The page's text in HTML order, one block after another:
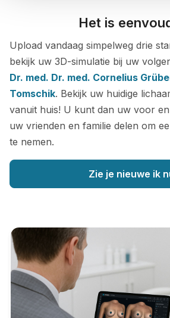
Het is
Upload vandaag simpelweg drie
bekijk uw 3D-simulatie bij uw
Dr. med. Dr. med. Cornelius
Tomschik. Bekijk uw huidige
vanuit huis! U kunt dan uw voor
uw vrienden en familie delen om
te nemen.
Zie je nieuwe ik